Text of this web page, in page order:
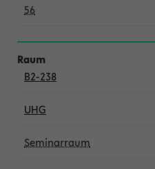
56
B2-238
UHG
Seminarraum